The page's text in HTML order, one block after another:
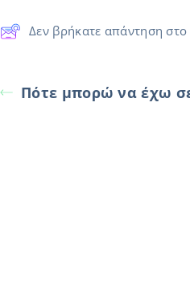
Δεν βρήκατε απάντηση
Πότε μπορώ να έχω